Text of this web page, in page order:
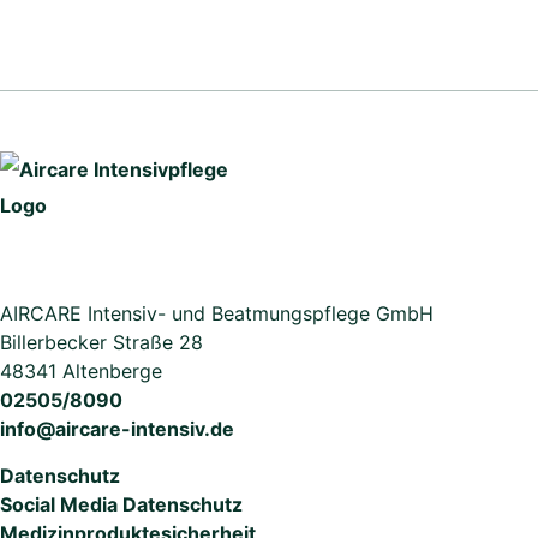
AIRCARE Intensiv- und Beatmungspflege GmbH
Billerbecker Straße 28
48341 Altenberge
02505/8090
info@aircare-intensiv.de
Datenschutz
Social Media Datenschutz
Medizinproduktesicherheit